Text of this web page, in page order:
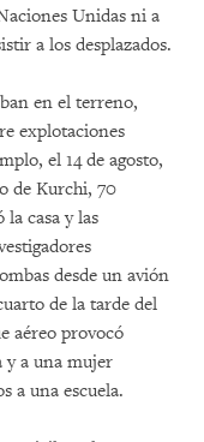
Unidas ni a
a los desplazados.
en el terreno,
explotaciones
el 14 de agosto,
de Kurchi, 70
casa y las
desde un avión
de la tarde del
aéreo provocó
y a una mujer
a una escuela.